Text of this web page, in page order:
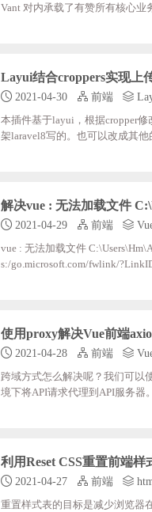
Vant 对内承载了有赞所有核心
Layui结合croppers实现上
2021-04-30 前端
本插件基于layui，根据cropper
架laravel8写的。也可以改成其
解决vue : 无法加载文件
2021-04-29 前端
vue : 无法加载文件
s:/go.microsoft.com/fwlink/
使用proxy解决Vue前端
2021-04-28 前端
跨域方式怎么解决呢？我们可以
境下将API请求代理到API服务器
利用Reset CSS重置前端样
2021-04-27 前端
重置样式表的目标是减少浏览器